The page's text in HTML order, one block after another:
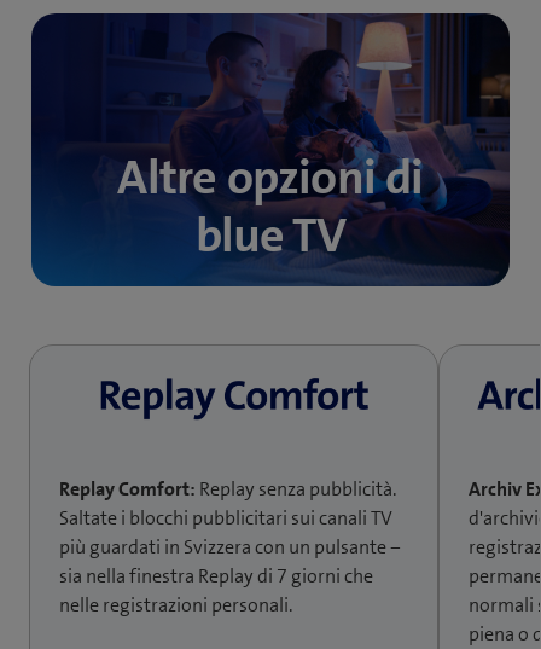
Altre opzioni di
blue TV
Replay Comfort: Replay senza pubblicità.
Saltate i blocchi pubblicitari sui canali TV
più guardati in Svizzera con un pulsante −
sia nella finestra Replay di 7 giorni che
nelle registrazioni personali.
Archiv
normali
piena o